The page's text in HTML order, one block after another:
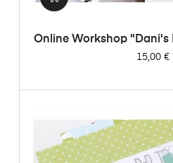
Online Workshop "Dani's
1
Preis
15,00 €